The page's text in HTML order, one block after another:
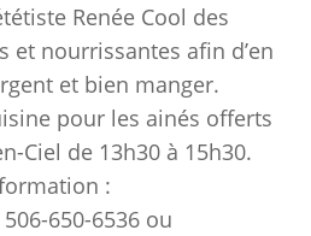
Renée Cool des
et nourrissantes afin d’en
et bien manger.
pour les ainés offerts
Ciel de 13h30 à 15h30.
:
650-6536 ou